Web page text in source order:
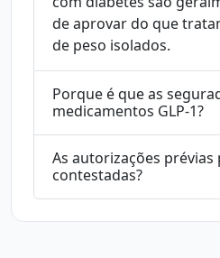
de aprovar do que
de peso isolados.
Porque é que as
medicamentos GLP-1?
As autorizações prévias
contestadas?